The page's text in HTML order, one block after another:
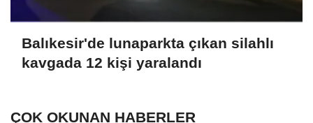
Balıkesir'de lunaparkta çıkan silahlı
kavgada 12 kişi yaralandı
ÇOK OKUNAN HABERLER